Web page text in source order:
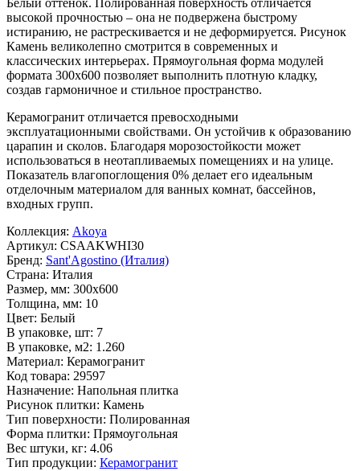
Белый оттенок. Полированная поверхность отличается
высокой прочностью – она не подвержена быстрому
истиранию, не растрескивается и не деформируется. Рисунок
Камень великолепно смотрится в современных и
классических интерьерах. Прямоугольная форма модулей
формата 300x600 позволяет выполнить плотную кладку,
создав гармоничное и стильное пространство.
Керамогранит отличается превосходными
эксплуатационными свойствами. Он устойчив к образованию
царапин и сколов. Благодаря морозостойкости может
использоваться в неотапливаемых помещениях и на улице.
Показатель влагопоглощения 0% делает его идеальным
отделочным материалом для ванных комнат, бассейнов,
входных групп.
Коллекция: Akoya
Артикул: CSAAKWHI30
Бренд: Sant'Agostino (Италия)
Страна: Италия
Размер, мм: 300x600
Толщина, мм: 10
Цвет: Белый
В упаковке, шт: 7
В упаковке, м2: 1.260
Материал: Керамогранит
Код товара: 29597
Назначение: Напольная плитка
Рисунок плитки: Камень
Тип поверхности: Полированная
Форма плитки: Прямоугольная
Вес штуки, кг: 4.06
Тип продукции: Керамогранит